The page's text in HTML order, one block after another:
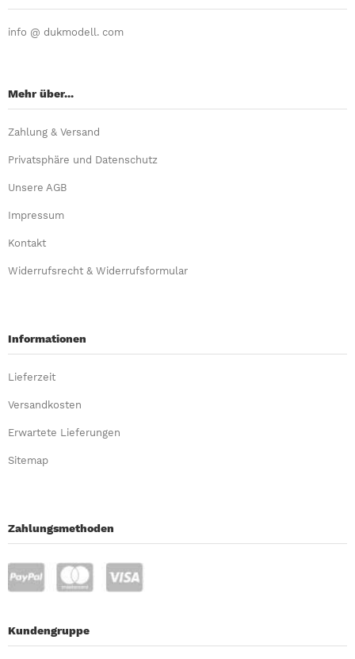
info @ dukmodell. com
Mehr über...
Zahlung & Versand
Privatsphäre und Datenschutz
Unsere AGB
Impressum
Kontakt
Widerrufsrecht & Widerrufsformular
Informationen
Lieferzeit
Versandkosten
Erwartete Lieferungen
Sitemap
Zahlungsmethoden
Kundengruppe